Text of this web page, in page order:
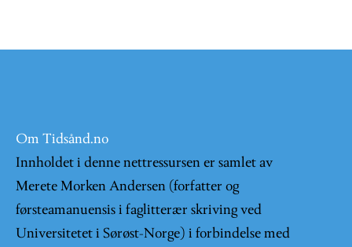
Om Tidsånd.no
Innholdet i denne nettressursen er samlet av
Merete Morken Andersen (forfatter og
førsteamanuensis i faglitterær skriving ved
Universitetet i Sørøst-Norge) i forbindelse med